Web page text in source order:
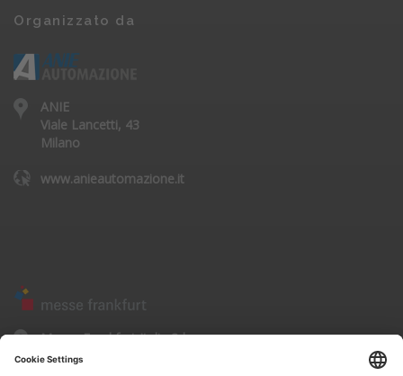
Organizzato da
ANIE
Viale Lancetti, 43
Milano
www.anieautomazione.it
Messe Frankfurt Italia Srl
Corso Sempione, 68